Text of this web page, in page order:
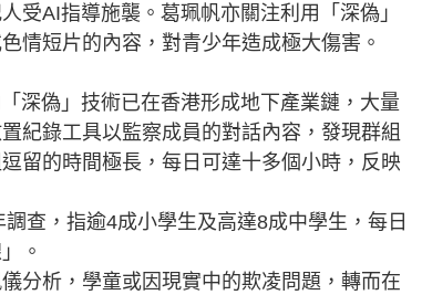
受AI指導施襲。葛珮帆亦關注利用「深偽」
情短片的內容，對青少年造成極大傷害。
偽」技術已在香港形成地下產業鏈，大量
紀錄工具以監察成員的對話內容，發現群組
留的時間極長，每日可達十多個小時，反映
，指逾4成小學生及高達8成中學生，每日
。
析，學童或因現實中的欺凌問題，轉而在